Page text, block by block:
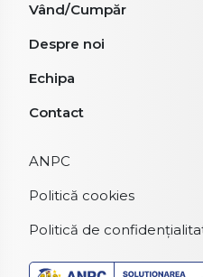
Vând/Cumpăr
Despre noi
Echipa
Contact
ANPC
Politică cookies
Politică de